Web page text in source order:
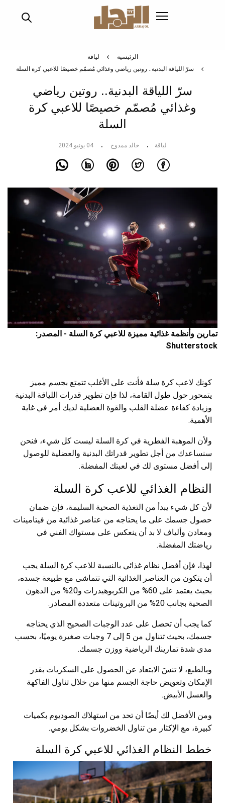
الرئيسية
لياقة
سرّ اللياقة البدنية.. روتين رياضي وغذائي مُصمّم خصيصًا للاعبي كرة السلة
سرّ اللياقة البدنية.. روتين رياضي
وغذائي مُصمّم خصيصًا للاعبي كرة
السلة
لياقة خالد ممدوح 04 يونيو 2024
تمارين وأنظمة غذائية مميزة للاعبي كرة السلة - المصدر:
Shutterstock
كونك لاعب كرة سلة فأنت على الأغلب تتمتع بجسم مميز
يتمحور حول طول القامة، لذا فإن تطوير قدرات اللياقة البدنية
وزيادة كفاءة عضلة القلب والقوة العضلية لديك أمر في غاية
الأهمية.
ولأن الموهبة الفطرية في كرة السلة ليست كل شيء، فنحن
سنساعدك من أجل تطوير قدراتك البدنية والعضلية للوصول
إلى أفضل مستوى لك في لعبتك المفضلة.
النظام الغذائي للاعب كرة السلة
لأن كل شيء يبدأ من التغذية الصحية السليمة، فإن ضمان
حصول جسمك على ما يحتاجه من عناصر غذائية من فيتامينات
ومعادن وألياف لا بد أن ينعكس على مستواك الفني في
رياضتك المفضلة.
لهذا، فإن أفضل نظام غذائي بالنسبة للاعب كرة السلة يجب
أن يتكون من العناصر الغذائية التي تتماشى مع طبيعة جسده،
بحيث يعتمد على 60% من الكربوهيدرات و20% من الدهون
الصحية بجانب 20% من البروتينات متعددة المصادر.
كما يجب أن تحصل على عدد الوجبات الصحيح الذي يحتاجه
جسمك، بحيث تتناول من 5 إلى 7 وجبات صغيرة يوميًا، بحسب
مدى شدة تمارينك الرياضية ووزن جسمك.
وبالطبع، لا تنسَ الابتعاد عن الحصول على السكريات بقدر
الإمكان وتعويض حاجة الجسم منها من خلال تناول الفاكهة
والعسل الأبيض.
ومن الأفضل لك أيضًا أن تحد من استهلاك الصوديوم بكميات
كبيرة، مع الإكثار من تناول الخضروات بشكل يومي.
خطط النظام الغذائي للاعبي كرة السلة